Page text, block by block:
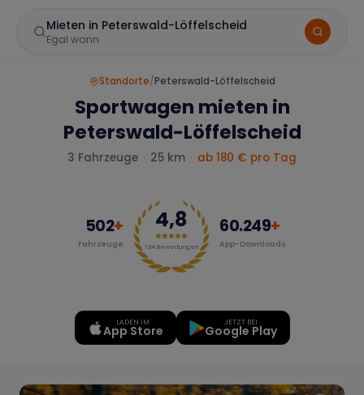
Mieten in Peterswald-Löffelscheid
Egal wann
Marke
Porsche Lamborghini Ferrari
Standorte/Peterswald-Löffelscheid
Sportwagen mieten in
Peterswald-Löffelscheid
3 Fahrzeuge 25 km ab 180 € pro Tag
502+
Fahrzeuge
4,8
194Bewertungen
60.249+
App-Downloads
LADEN IM
App Store
JETZT BEI
Google Play